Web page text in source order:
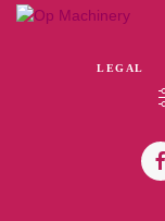
LEGAL